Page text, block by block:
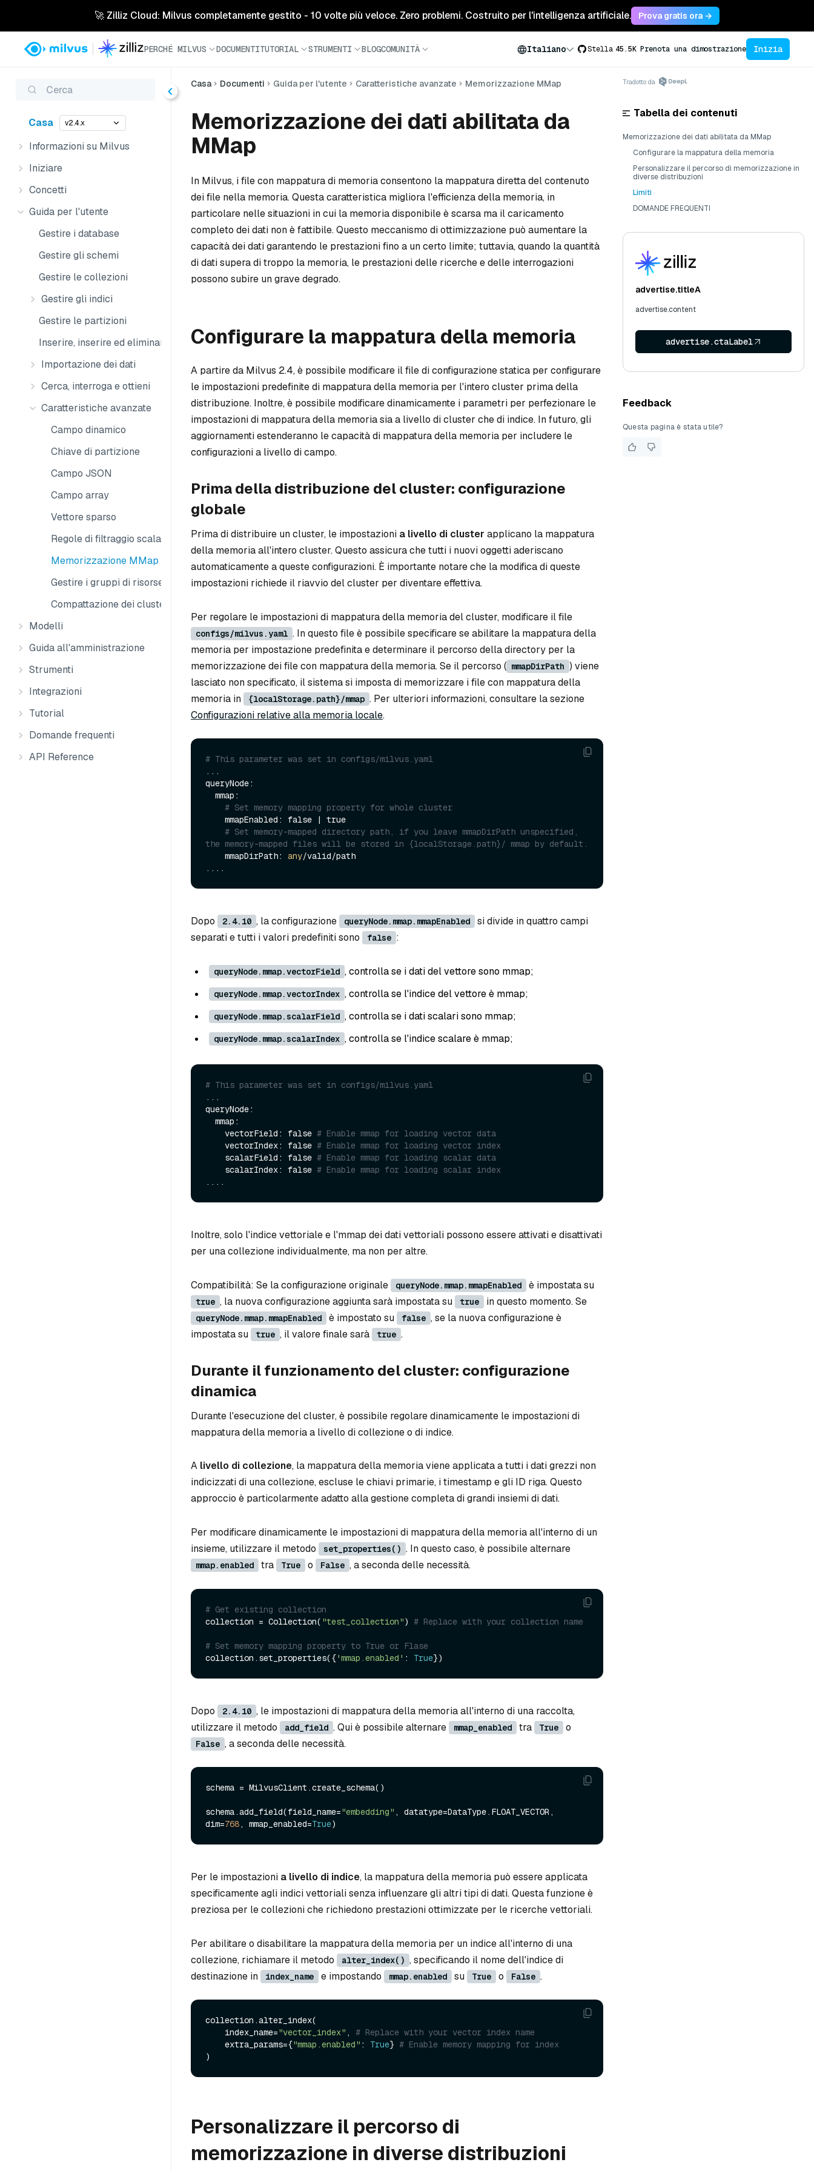
🚀 Zilliz Cloud: Milvus completamente gestito - 10 volte più veloce. Zero problemi. Costruito per l'intelligenza artificiale. Prova gratis ora →
PERCHÉ MILVUS DOCUMENTITUTORIAL STRUMENTI BLOGCOMUNITÀ Italiano Stella 45.5K Prenota una dimostrazione Inizia
Cerca
Casa v2.4.x
Informazioni su Milvus
Iniziare
Concetti
Guida per l'utente
Gestire i database
Gestire gli schemi
Gestire le collezioni
Gestire gli indici
Gestire le partizioni
Inserire, inserire ed eliminare
Importazione dei dati
Cerca, interroga e ottieni
Caratteristiche avanzate
Campo dinamico
Chiave di partizione
Campo JSON
Campo array
Vettore sparso
Regole di filtraggio scalari
Memorizzazione MMap
Gestire i gruppi di risorse
Compattazione dei cluster
Modelli
Guida all'amministrazione
Strumenti
Integrazioni
Tutorial
Domande frequenti
API Reference
Casa Documenti Guida per l'utente Caratteristiche avanzate Memorizzazione MMap
Memorizzazione dei dati abilitata da
MMap
In Milvus, i file con mappatura di memoria consentono la mappatura diretta del contenuto
dei file nella memoria. Questa caratteristica migliora l'efficienza della memoria, in
particolare nelle situazioni in cui la memoria disponibile è scarsa ma il caricamento
completo dei dati non è fattibile. Questo meccanismo di ottimizzazione può aumentare la
capacità dei dati garantendo le prestazioni fino a un certo limite; tuttavia, quando la quantità
di dati supera di troppo la memoria, le prestazioni delle ricerche e delle interrogazioni
possono subire un grave degrado.
Configurare la mappatura della memoria
A partire da Milvus 2.4, è possibile modificare il file di configurazione statica per configurare
le impostazioni predefinite di mappatura della memoria per l'intero cluster prima della
distribuzione. Inoltre, è possibile modificare dinamicamente i parametri per perfezionare le
impostazioni di mappatura della memoria sia a livello di cluster che di indice. In futuro, gli
aggiornamenti estenderanno le capacità di mappatura della memoria per includere le
configurazioni a livello di campo.
Prima della distribuzione del cluster: configurazione
globale
Prima di distribuire un cluster, le impostazioni a livello di cluster applicano la mappatura
della memoria all'intero cluster. Questo assicura che tutti i nuovi oggetti aderiscano
automaticamente a queste configurazioni. È importante notare che la modifica di queste
impostazioni richiede il riavvio del cluster per diventare effettiva.
Per regolare le impostazioni di mappatura della memoria del cluster, modificare il file
configs/milvus.yaml . In questo file è possibile specificare se abilitare la mappatura della
memoria per impostazione predefinita e determinare il percorso della directory per la
memorizzazione dei file con mappatura della memoria. Se il percorso ( mmapDirPath ) viene
lasciato non specificato, il sistema si imposta di memorizzare i file con mappatura della
memoria in
{localStorage.path}/mmap . Per ulteriori informazioni, consultare la sezione
Configurazioni relative alla memoria locale.
# This parameter was set in configs/milvus.yaml
...
queryNode:
# Set memory mapping property for whole cluster
# Set memory-mapped directory path, if you leave mmapDirPath unspecified,
    mmapDirPath:
any/valid/path
Dopo 2.4.10 , la configurazione queryNode.mmap.mmapEnabled
si divide in quattro campi
separati e tutti i valori predefiniti sono
false :
queryNode.mmap.vectorField , controlla se i dati del vettore sono mmap;
queryNode.mmap.vectorIndex , controlla se l'indice del vettore è mmap;
queryNode.mmap.scalarField , controlla se i dati scalari sono mmap;
queryNode.mmap.scalarIndex , controlla se l'indice scalare è mmap;
# This parameter was set in configs/milvus.yaml
...
queryNode:
    vectorField: false
# Enable mmap for loading vector data
    vectorIndex: false
# Enable mmap for loading vector index
    scalarField: false
# Enable mmap for loading scalar data
    scalarIndex: false
# Enable mmap for loading scalar index
Inoltre, solo l'indice vettoriale e l'mmap dei dati vettoriali possono essere attivati e disattivati
per una collezione individualmente, ma non per altre.
Compatibilità: Se la configurazione originale queryNode.mmap.mmapEnabled è impostata su
true , la nuova configurazione aggiunta sarà impostata su true in questo momento. Se
queryNode.mmap.mmapEnabled è impostato su false , se la nuova configurazione è
impostata su
true , il valore finale sarà true .
Durante il funzionamento del cluster: configurazione
dinamica
Durante l'esecuzione del cluster, è possibile regolare dinamicamente le impostazioni di
mappatura della memoria a livello di collezione o di indice.
A livello di collezione, la mappatura della memoria viene applicata a tutti i dati grezzi non
indicizzati di una collezione, escluse le chiavi primarie, i timestamp e gli ID riga. Questo
approccio è particolarmente adatto alla gestione completa di grandi insiemi di dati.
Per modificare dinamicamente le impostazioni di mappatura della memoria all'interno di un
insieme, utilizzare il metodo
set_properties() . In questo caso, è possibile alternare
mmap.enabled tra True o False , a seconda delle necessità.
# Get existing collection
collection = Collection( "test_collection") # Replace with your collection name
# Set memory mapping property to True or Flase
collection.set_properties({'mmap.enabled' : True
Dopo 2.4.10 , le impostazioni di mappatura della memoria all'interno di una raccolta,
utilizzare il metodo
add_field . Qui è possibile alternare mmap_enabled tra True o
False , a seconda delle necessità.
schema = MilvusClient.create_schema()
schema.add_field(field_name="embedding" , datatype=DataType.FLOAT_VECTOR,
dim=768, mmap_enabled=True
Per le impostazioni a livello di indice, la mappatura della memoria può essere applicata
specificamente agli indici vettoriali senza influenzare gli altri tipi di dati. Questa funzione è
preziosa per le collezioni che richiedono prestazioni ottimizzate per le ricerche vettoriali.
Per abilitare o disabilitare la mappatura della memoria per un indice all'interno di una
collezione, richiamare il metodo
alter_index() , specificando il nome dell'indice di
destinazione in
index_name e impostando mmap.enabled su True o False .
collection.alter_index(
    index_name=
"vector_index" , # Replace with your vector index name
    extra_params={
"mmap.enabled" : True} # Enable memory mapping for index
Personalizzare il percorso di
memorizzazione in diverse distribuzioni
Tradotto da
Tabella dei contenuti
Memorizzazione dei dati abilitata da MMap
Configurare la mappatura della memoria
Personalizzare il percorso di memorizzazione in
diverse distribuzioni
Limiti
DOMANDE FREQUENTI
advertise.titleA
advertise.content
advertise.ctaLabel
Feedback
Questa pagina è stata utile?